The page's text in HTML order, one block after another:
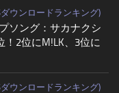
ダウンロードランキング)
ソング：サカナクシ
！2位にM!LK、3位に
ダウンロードランキング)